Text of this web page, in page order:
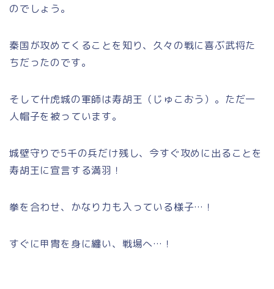
のでしょう。
秦国が攻めてくることを知り、久々の戦に喜ぶ武将た
ちだったのです。
そして什虎城の軍師は寿胡王（じゅこおう）。ただ一
人帽子を被っています。
城壁守りで5千の兵だけ残し、今すぐ攻めに出ることを
寿胡王に宣言する満羽！
拳を合わせ、かなり力も入っている様子…！
すぐに甲冑を身に纏い、戦場へ…！